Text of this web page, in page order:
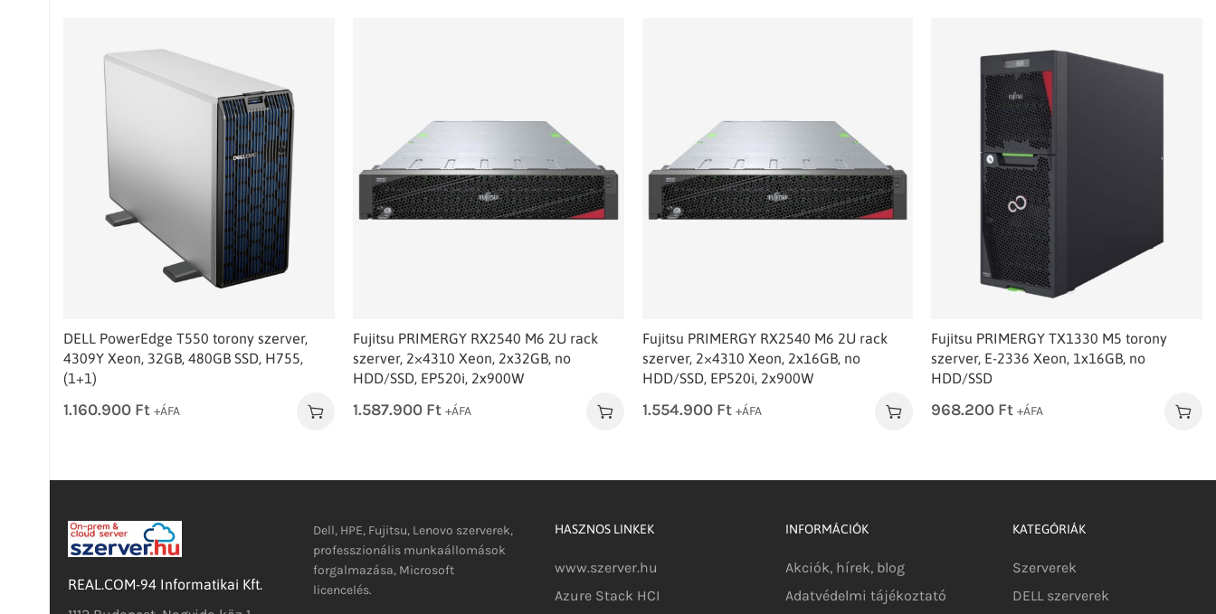
DELL PowerEdge T550 torony szerver,
4309Y Xeon, 32GB, 480GB SSD, H755,
(1+1)
1.160.900 Ft +ÁFA
Fujitsu PRIMERGY RX2540 M6 2U rack
szerver, 2×4310 Xeon, 2x32GB, no
HDD/SSD, EP520i, 2x900W
1.587.900 Ft +ÁFA
Fujitsu PRIMERGY RX2540 M6 2U rack
szerver, 2×4310 Xeon, 2x16GB, no
HDD/SSD, EP520i, 2x900W
1.554.900 Ft +ÁFA
Fujitsu PRIMERGY TX1330 M5 torony
szerver, E-2336 Xeon, 1x16GB, no
HDD/SSD
968.200 Ft +ÁFA
REAL.COM-94 Informatikai Kft.
Dell, HPE, Fujitsu, Lenovo szerverek,
professzionális munkaállomások
forgalmazása, Microsoft
licencelés.
HASZNOS LINKEK
www.szerver.hu
Azure Stack HCI
INFORMÁCIÓK
Akciók, hírek, blog
Adatvédelmi tájékoztató
KATEGÓRIÁK
Szerverek
DELL szerverek